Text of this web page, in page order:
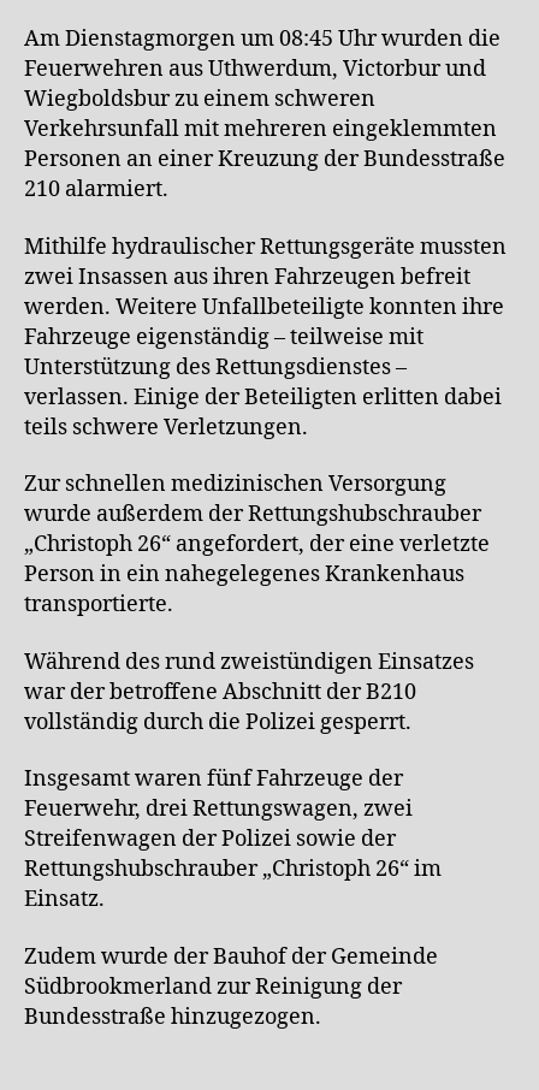
Am Dienstagmorgen um 08:45 Uhr wurden die
Feuerwehren aus Uthwerdum, Victorbur und
Wiegboldsbur zu einem schweren
Verkehrsunfall mit mehreren eingeklemmten
Personen an einer Kreuzung der Bundesstraße
210 alarmiert.
Mithilfe hydraulischer Rettungsgeräte mussten
zwei Insassen aus ihren Fahrzeugen befreit
werden. Weitere Unfallbeteiligte konnten ihre
Fahrzeuge eigenständig – teilweise mit
Unterstützung des Rettungsdienstes –
verlassen. Einige der Beteiligten erlitten dabei
teils schwere Verletzungen.
Zur schnellen medizinischen Versorgung
wurde außerdem der Rettungshubschrauber
„Christoph 26“ angefordert, der eine verletzte
Person in ein nahegelegenes Krankenhaus
transportierte.
Während des rund zweistündigen Einsatzes
war der betroffene Abschnitt der B210
vollständig durch die Polizei gesperrt.
Insgesamt waren fünf Fahrzeuge der
Feuerwehr, drei Rettungswagen, zwei
Streifenwagen der Polizei sowie der
Rettungshubschrauber „Christoph 26“ im
Einsatz.
Zudem wurde der Bauhof der Gemeinde
Südbrookmerland zur Reinigung der
Bundesstraße hinzugezogen.